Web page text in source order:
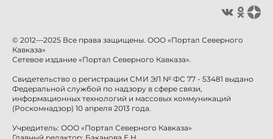
© 2012—2025 Все права защищены. ООО «Портал Северного
Кавказа»
Сетевое издание «Портал Северного Кавказа».
Свидетельство о регистрации СМИ ЭЛ № ФС 77 - 53481 выдано
Федеральной службой по надзору в сфере связи,
информационных технологий и массовых коммуникаций
(Роскомнадзор) 10 апреля 2013 года.
Учредитель: ООО «Портал Северного Кавказа»